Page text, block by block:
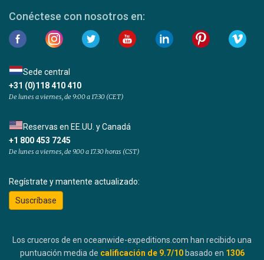
Conéctese con nosotros en:
Sede central
+31 (0)118 410 410
De lunes a viernes, de 9:00 a 17:30 (CET)
Reservas en EE.UU. y Canadá
+1 800 453 7245
De lunes a viernes, de 9.00 a 17.30 horas (CST)
Regístrate y mantente actualizado:
Suscríbase
Los cruceros de en oceanwide-expeditions.com han recibido una
puntuación media de calificación de 9.7/10 basado en 1306